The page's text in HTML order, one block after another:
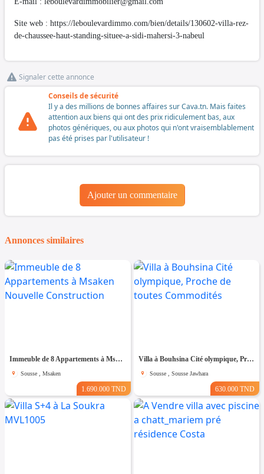
Site web : https://leboulevardimmo.com/bien/details/130602-villa-rez-
de-chaussee-haut-standing-situee-a-sidi-mahersi-3-nabeul
Signaler cette annonce
Conseils de sécurité
Il y a des millions de bonnes affaires sur Cava.tn. Mais faites
attention aux biens qui ont des prix ridiculement bas, aux
photos génériques, ou aux photos qui n'ont vraisemblablement
pas été prises par l'utilisateur !
Ajouter un commentaire
Annonces similaires
Immeuble de 8 Appartements à Msaken Nouvelle Construction
Sousse , Msaken
1.690.000 TND
Villa à Bouhsina Cité olympique, Proche de toutes Commodités
Sousse , Sousse Jawhara
630.000 TND